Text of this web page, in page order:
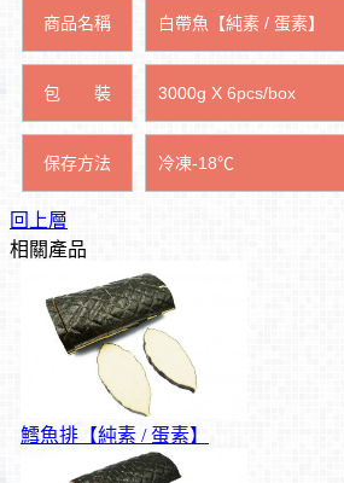
商品名稱 白帶魚 【純素 / 蛋素】
包 裝 3000g X 6pcs/box
保存方法 冷凍-18℃
回上層
相關產品
鱈魚排【純素 / 蛋素】